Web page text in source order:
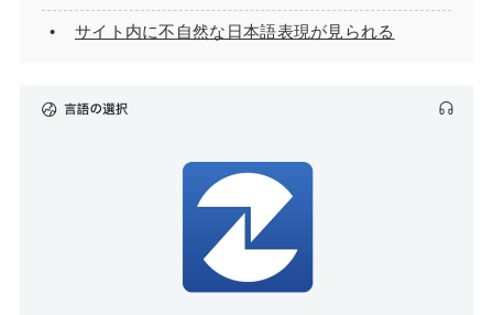
サイト内に不自然な日本語表現が見られる